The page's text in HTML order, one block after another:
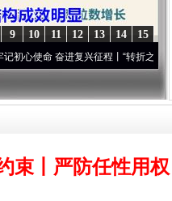
15
14
13
12
11
10
9
进复兴征程丨“转折之城”激荡..·[视频]
束丨严防任性用